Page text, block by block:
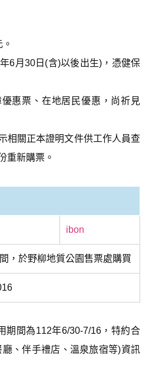
6月30日(含)以後出生)，憑健保
惠票、在地居民優惠，尚祈見
相關正本證明文件供工作人員查
重新購票。
ibon
，於野柳地質公園售票處購買
期間為112年6/30-7/16，特約合
、伴手禮店、溫泉旅宿等)資訊